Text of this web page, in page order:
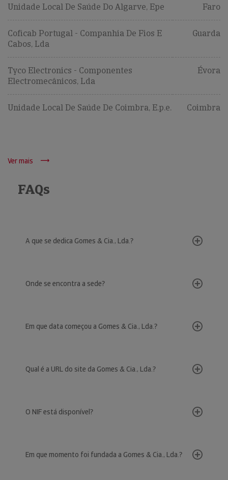
Unidade Local De Saúde Do Algarve, Epe Faro
Coficab Portugal - Companhia De Fios E
Cabos, Lda
Guarda
Tyco Electronics - Componentes
Electromecânicos, Lda
Évora
Unidade Local De Saúde De Coimbra, E.p.e. Coimbra
Ver mais
FAQs
A que se dedica Gomes & Cia., Lda.?
Onde se encontra a sede?
Em que data começou a Gomes & Cia., Lda.?
Qual é a URL do site da Gomes & Cia., Lda.?
O NIF está disponível?
Em que momento foi fundada a Gomes & Cia., Lda.?